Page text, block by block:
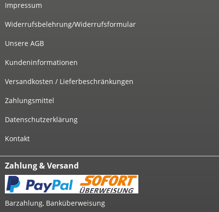
Impressum
Widerrufsbelehrung/Widerrufsformular
Unsere AGB
Kundeninformationen
Versandkosten / Lieferbeschränkungen
Zahlungsmittel
Datenschutzerklärung
Kontakt
Zahlung & Versand
Barzahlung, Banküberweisung